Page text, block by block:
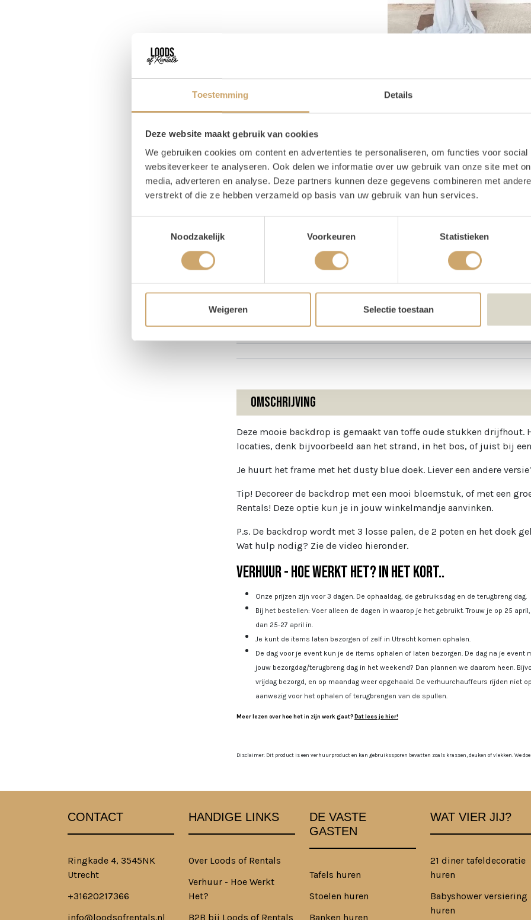
Toestemming Details
Deze website maakt gebruik van cookies
We gebruiken cookies om content en advertenties te personaliseren, om functies voor
websiteverkeer te analyseren. Ook delen we informatie over uw gebruik van onze site met
media, adverteren en analyse. Deze partners kunnen deze gegevens combineren met
verstrekt of die ze hebben verzameld op basis van uw gebruik van hun services.
Noodzakelijk
Voorkeuren Statistieken
Weigeren Selectie toestaan
Producten in pakket
2x Metalen voet 1x
1x Chiffon doek dusty blue - 8M
Producteigenschappen
Breedte
249 cm
Hoogte
Omschrijving
Deze mooie backdrop is gemaakt van toffe oude stukken drijfhout.
locaties, denk bijvoorbeeld aan het strand, in het bos, of juist bij
Je huurt het frame met het dusty blue doek. Liever een andere
Tip! Decoreer de backdrop met een mooi bloemstuk, of met een
Rentals! Deze optie kun je in jouw winkelmandje aanvinken.
P.s. De backdrop wordt met 3 losse palen, de 2 poten en het doek
Wat hulp nodig? Zie de video hieronder.
Verhuur - Hoe werkt het? In het kort..
Onze prijzen zijn voor 3 dagen. De ophaaldag, de gebruiksdag en de terugbreng dag.
Bij het bestellen: Voer alleen de dagen in waarop je het gebruikt. Trouw je op 25
dan 25-27 april in.
Je kunt de items laten bezorgen of zelf in Utrecht komen ophalen.
De dag voor je event kun je de items ophalen of laten bezorgen. De dag na je
jouw bezorgdag/terugbreng dag in het weekend? Dan plannen we daarom heen.
vrijdag bezorgd, en op maandag weer opgehaald. De verhuurchauffeurs rijden niet
aanwezig voor het ophalen of terugbrengen van de spullen.
Meer lezen over hoe het in zijn werk gaat?Dat lees je hier!
Disclaimer: Dit product is een verhuurproduct en kan gebruikssporen bevatten zoals krassen, deuken of vlekken. We
CONTACT
Ringkade 4, 3545NK
Utrecht
+31620217366
info@loodsofrentals.nl
HANDIGE LINKS
Over Loods of Rentals
Verhuur - Hoe Werkt
Het?
B2B bij Loods of Rentals
DE VASTE
GASTEN
Tafels huren
Stoelen huren
Banken huren
WAT VIER JIJ?
21 diner tafeldecoratie
huren
Babyshower versiering
huren